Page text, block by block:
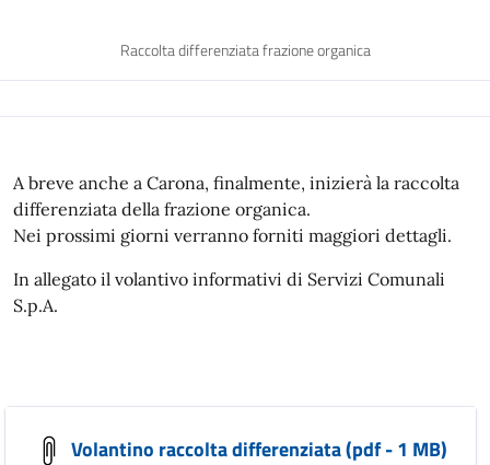
Raccolta differenziata frazione organica
A breve anche a Carona, finalmente, inizierà la raccolta
differenziata della frazione organica.
Nei prossimi giorni verranno forniti maggiori dettagli.
In allegato il volantivo informativi di Servizi Comunali
S.p.A.
Volantino raccolta differenziata (pdf - 1 MB)